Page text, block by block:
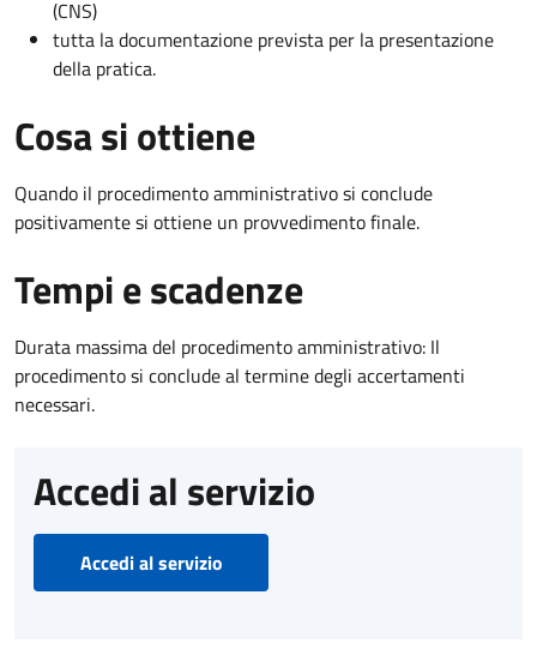
(CNS)
tutta la documentazione prevista per la presentazione
della pratica.
Cosa si ottiene
Quando il procedimento amministrativo si conclude
positivamente si ottiene un provvedimento finale.
Tempi e scadenze
Durata massima del procedimento amministrativo: Il
procedimento si conclude al termine degli accertamenti
necessari.
Accedi al servizio
Accedi al servizio